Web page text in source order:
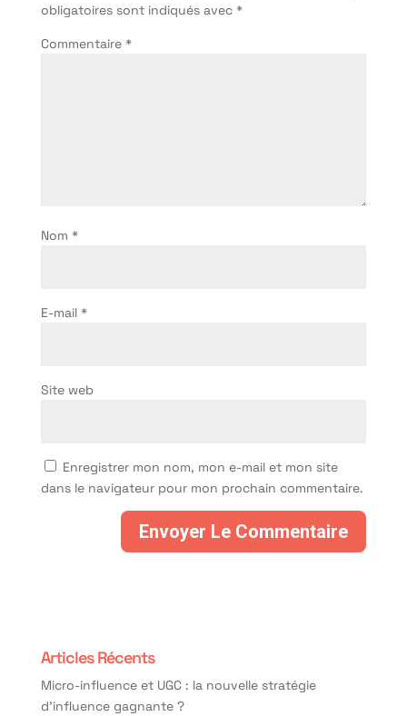
obligatoires sont indiqués avec *
Commentaire *
Nom *
E-mail *
Site web
Enregistrer mon nom, mon e-mail et mon site
dans le navigateur pour mon prochain commentaire.
Articles Récents
Micro-influence et UGC : la nouvelle stratégie
d’influence gagnante ?